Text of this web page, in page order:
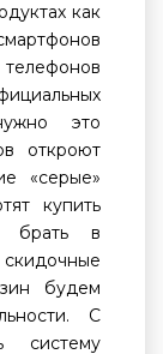
как
это
откроют
«серые»
купить
брать в
будем
С
систему